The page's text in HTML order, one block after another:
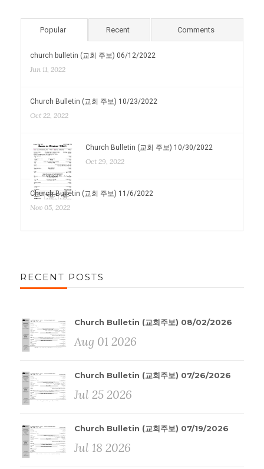
Popular Recent Comments
church bulletin (교회 주보) 06/12/2022
Jun 11, 2022
Church Bulletin (교회 주보) 10/23/2022
Oct 22, 2022
Church Bulletin (교회 주보) 10/30/2022
Oct 29, 2022
Church Bulletin (교회 주보) 11/6/2022
Nov 05, 2022
RECENT POSTS
Church Bulletin (교회주보) 08/02/2026
Aug 01 2026
Church Bulletin (교회주보) 07/26/2026
Jul 25 2026
Church Bulletin (교회주보) 07/19/2026
Jul 18 2026